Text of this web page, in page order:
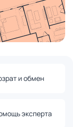
и обмен
эксперта